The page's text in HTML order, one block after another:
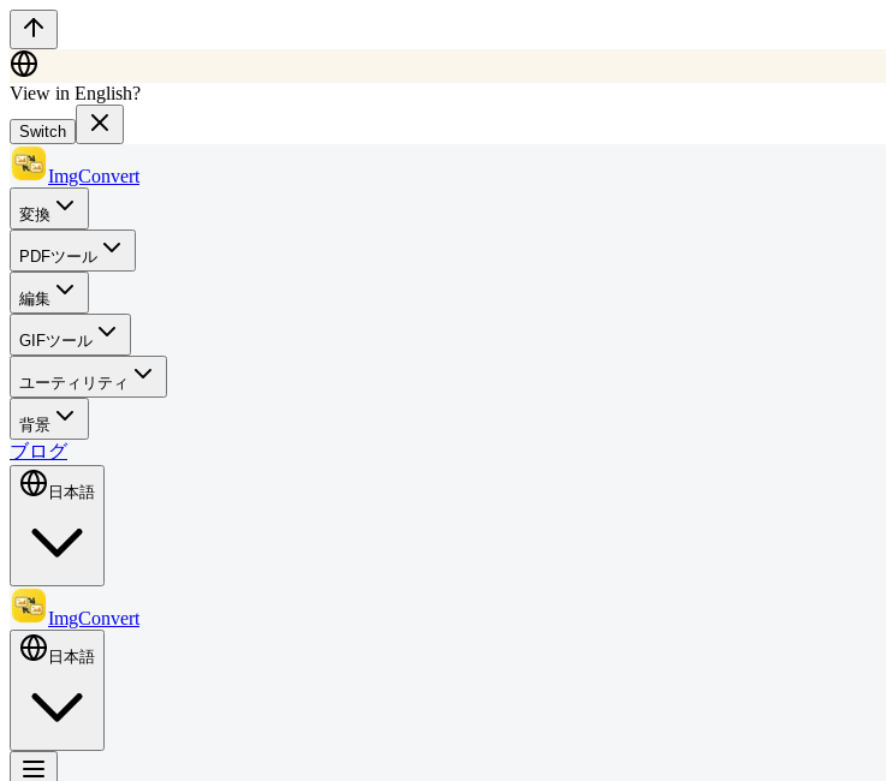
View in English?
Switch
ImgConvert
変換
PDFツール
編集
GIFツール
ユーティリティ
背景
ブログ
日本語
ImgConvert
日本語